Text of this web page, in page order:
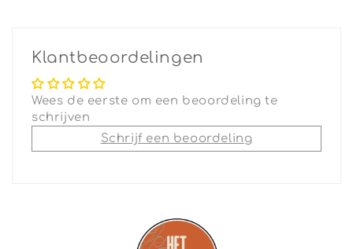
Klantbeoordelingen
Wees de eerste om een beoordeling te
schrijven
Schrijf een beoordeling